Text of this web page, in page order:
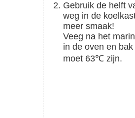
Gebruik de helft van de saus om de varkenshaas in te marineren. Zet de rest van de saus
weg in de
meer smaak!
Veeg na het marineren zoveel mogelijk van de marinade van het vlees af. Zet de ovenschaal
in de oven en
moet 63℃ zijn.